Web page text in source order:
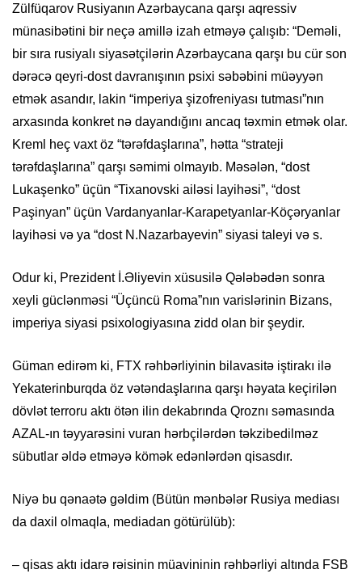
Zülfüqarov Rusiyanın Azərbaycana qarşı aqressiv
münasibətini bir neçə amillə izah etməyə çalışıb: “Deməli,
bir sıra rusiyalı siyasətçilərin Azərbaycana qarşı bu cür son
dərəcə qeyri-dost davranışının psixi səbəbini müəyyən
etmək asandır, lakin “imperiya şizofreniyası tutması”nın
arxasında konkret nə dayandığını ancaq təxmin etmək olar.
Kreml heç vaxt öz “tərəfdaşlarına”, hətta “strateji
tərəfdaşlarına” qarşı səmimi olmayıb. Məsələn, “dost
Lukaşenko” üçün “Tixanovski ailəsi layihəsi”, “dost
Paşinyan” üçün Vardanyanlar-Karapetyanlar-Köçəryanlar
layihəsi və ya “dost N.Nazarbayevin” siyasi taleyi və s.
Odur ki, Prezident İ.Əliyevin xüsusilə Qələbədən sonra
xeyli güclənməsi “Üçüncü Roma”nın varislərinin Bizans,
imperiya siyasi psixologiyasına zidd olan bir şeydir.
Güman edirəm ki, FTX rəhbərliyinin bilavasitə iştirakı ilə
Yekaterinburqda öz vətəndaşlarına qarşı həyata keçirilən
dövlət terroru aktı ötən ilin dekabrında Qroznı səmasında
AZAL-ın təyyarəsini vuran hərbçilərdən təkzibedilməz
sübutlar əldə etməyə kömək edənlərdən qisasdır.
Niyə bu qənaətə gəldim (Bütün mənbələr Rusiya mediası
da daxil olmaqla, mediadan götürülüb):
– qisas aktı idarə rəisinin müavininin rəhbərliyi altında FSB